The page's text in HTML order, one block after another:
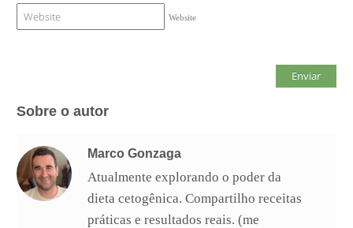
Website
Sobre o autor
Marco Gonzaga
Atualmente explorando o poder da
dieta cetogênica. Compartilho receitas
práticas e resultados reais. (me